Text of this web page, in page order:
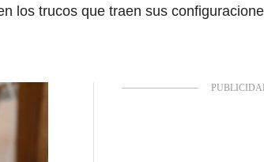
los trucos que traen sus